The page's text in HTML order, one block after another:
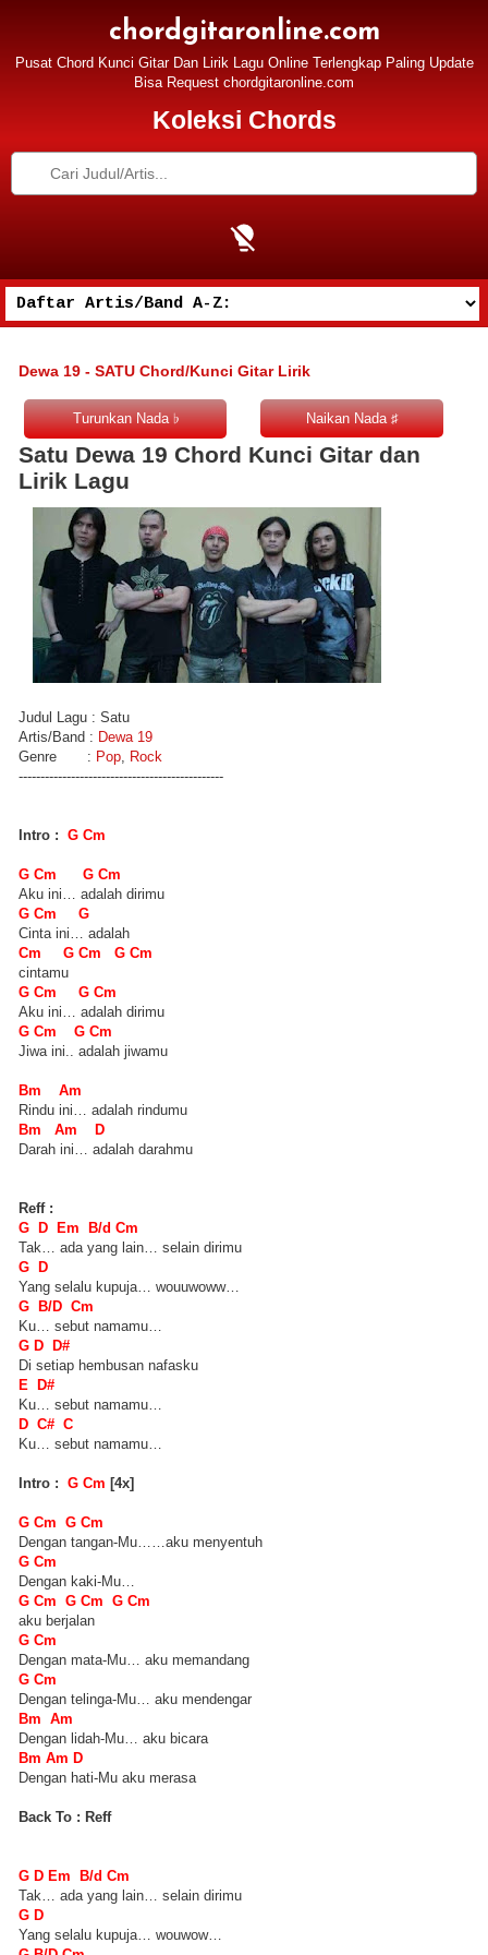
chordgitaronline.com
Pusat Chord Kunci Gitar Dan Lirik Lagu Online Terlengkap Paling Update
Bisa Request chordgitaronline.com
Koleksi Chords
Dewa 19 - SATU Chord/Kunci Gitar Lirik
Satu Dewa 19 Chord Kunci Gitar dan
Lirik Lagu
Judul Lagu : Satu
Artis/Band : Dewa 19
Genre : Pop, Rock
-----------------------------------------------
Intro : G Cm
G Cm G Cm
Aku ini… adalah dirimu
G Cm G
Cinta ini… adalah
Cm G Cm G Cm
cintamu
G Cm G Cm
Aku ini… adalah dirimu
G Cm G Cm
Jiwa ini.. adalah jiwamu
Bm Am
Rindu ini… adalah rindumu
Bm Am D
Darah ini… adalah darahmu
Reff :
G D Em B/d Cm
Tak… ada yang lain… selain dirimu
G D
Yang selalu kupuja… wouuwoww…
G B/D Cm
Ku… sebut namamu…
G D D#
Di setiap hembusan nafasku
E D#
Ku… sebut namamu…
D C# C
Ku… sebut namamu…
Intro : G Cm [4x]
G Cm G Cm
Dengan tangan-Mu……aku menyentuh
G Cm
Dengan kaki-Mu…
G Cm G Cm G Cm
aku berjalan
G Cm
Dengan mata-Mu… aku memandang
G Cm
Dengan telinga-Mu… aku mendengar
Bm Am
Dengan lidah-Mu… aku bicara
Bm Am D
Dengan hati-Mu aku merasa
Back To : Reff
G D Em B/d Cm
Tak… ada yang lain… selain dirimu
G D
Yang selalu kupuja… wouwow…